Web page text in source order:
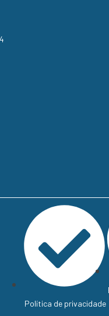
Política de privacidade